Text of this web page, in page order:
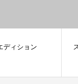
ディション